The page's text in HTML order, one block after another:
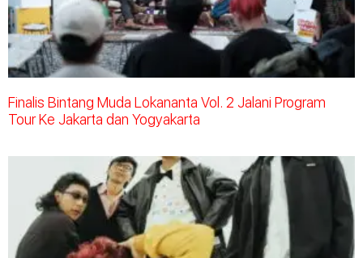
Finalis Bintang Muda Lokananta Vol. 2 Jalani Program
Tour Ke Jakarta dan Yogyakarta